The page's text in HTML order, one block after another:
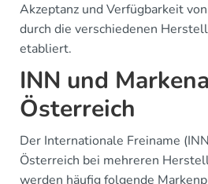
Akzeptanz und Verfügbarkeit
durch die verschiedenen
etabliert.
INN und
Österreich
Der Internationale Freiname
Österreich bei mehreren
werden häufig folgende